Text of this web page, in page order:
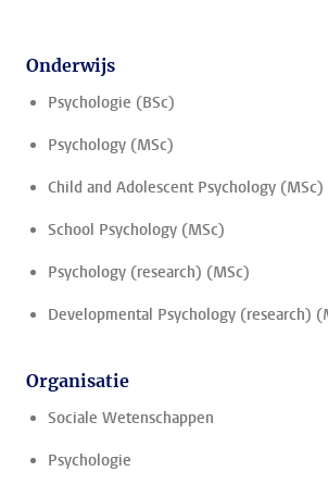
Onderwijs
Psychologie (BSc)
Psychology (MSc)
Child and Adolescent Psychology (MSc)
School Psychology (MSc)
Psychology (research) (MSc)
Developmental Psychology (research)
Organisatie
Sociale Wetenschappen
Psychologie